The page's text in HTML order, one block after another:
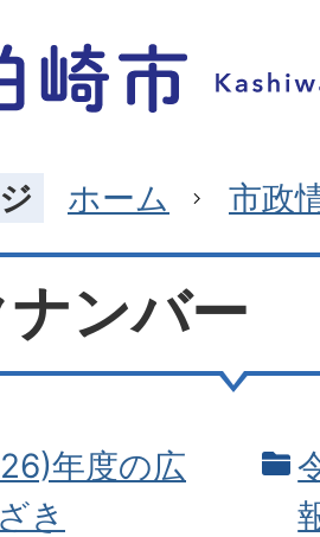
ホーム 市政
ンバー
年度の広
き